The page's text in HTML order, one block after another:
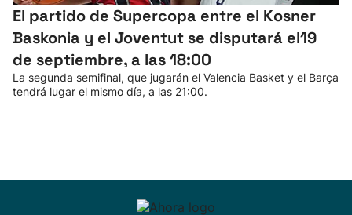
El partido de Supercopa entre el Kosner
Baskonia y el Joventut se disputará el19
de septiembre, a las 18:00
La segunda semifinal, que jugarán el Valencia Basket y el Barça
tendrá lugar el mismo día, a las 21:00.